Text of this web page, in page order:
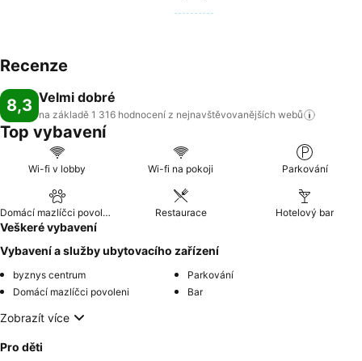
Recenze
8,3 Velmi dobré
na základě 1 316 hodnocení z nejnavštěvovanějších webů
Top vybavení
Wi-fi v lobby Wi-fi na pokoji Parkování
Domácí mazlíčci povoleni Restaurace Hotelový bar
Veškeré vybavení
Vybavení a služby ubytovacího zařízení
byznys centrum
Parkování
Domácí mazlíčci povoleni
Bar
Zobrazít více
Pro děti